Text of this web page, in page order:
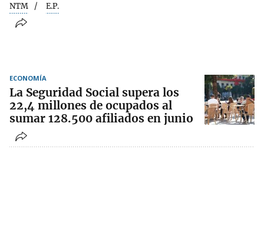
NTM E.P.
ECONOMÍA
La Seguridad Social supera los
22,4 millones de ocupados al
sumar 128.500 afiliados en junio